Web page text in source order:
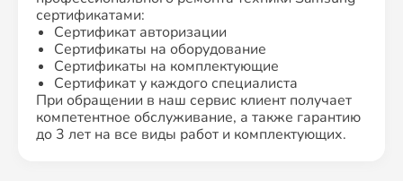
сертификатами:
Сертификат авторизации
Сертификаты на оборудование
Сертификаты на комплектующие
Сертификат у каждого специалиста
При обращении в наш сервис клиент получает
компетентное обслуживание, а также гарантию
до 3 лет на все виды работ и комплектующих.